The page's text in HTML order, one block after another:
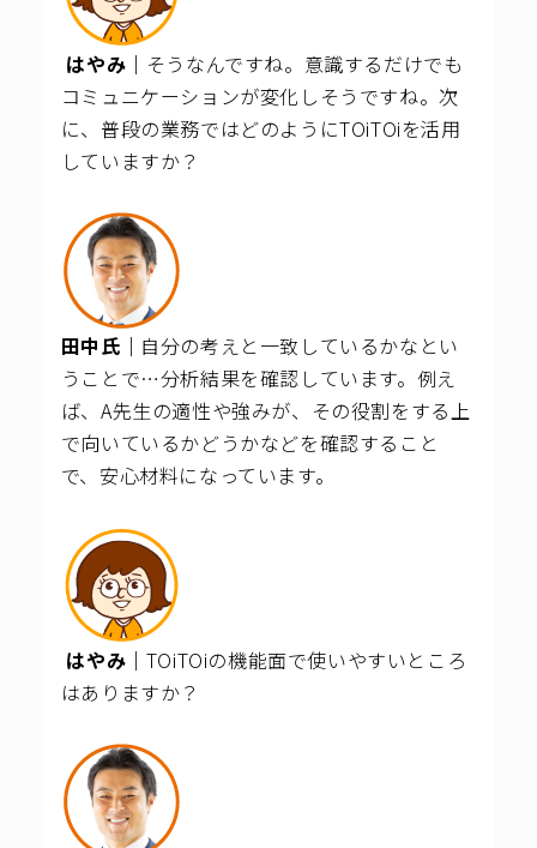
はやみ｜ そうなんですね。意識するだけでも
コミュニケーションが変化しそうですね。次
に、普段の業務ではどのようにTOiTOiを活用
していますか？
田中氏｜ 自分の考えと一致しているかなとい
うことで…分析結果を確認しています。例え
ば、A先生の適性や強みが、その役割をする上
で向いているかどうかなどを確認すること
で、安心材料になっています。
はやみ｜ TOiTOiの機能面で使いやすいところ
はありますか？